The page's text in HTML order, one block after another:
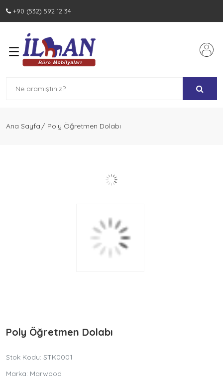
+90 (532) 592 12 34
Ürünler
Vip Makam Takımları
Konferans ve Eğitim Grubu
Ana Sayfa Poly Öğretmen Dolabı
Poly Öğretmen Dolabı
Stok Kodu: STK0001
Marka: Marwood